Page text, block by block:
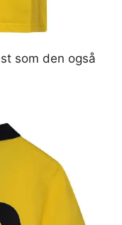
som den også